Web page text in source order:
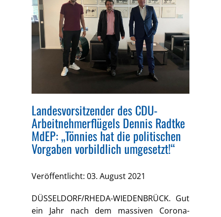
Landesvorsitzender des CDU-
Arbeitnehmerflügels Dennis Radtke
MdEP: „Tönnies hat die politischen
Vorgaben vorbildlich umgesetzt!“
Veröffentlicht: 03. August 2021
DÜSSELDORF/RHEDA-WIEDENBRÜCK. Gut
ein Jahr nach dem massiven Corona-